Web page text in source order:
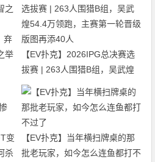
弃
举
【EV扑克】2026IPG总决赛选
拔赛 | 263人围猎B组，吴武煌
54.4万领跑，主赛第一轮晋级版
图再添40人
变
杀
【EV扑克】当年横扫牌桌的那
批老玩家，如今怎么连鱼都打不